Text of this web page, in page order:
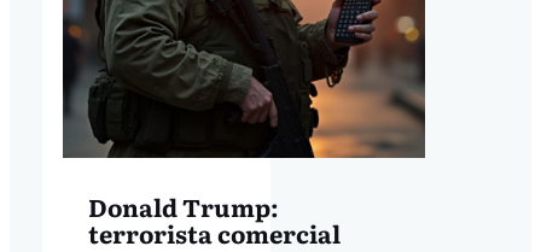
Donald Trump:
terrorista comercial